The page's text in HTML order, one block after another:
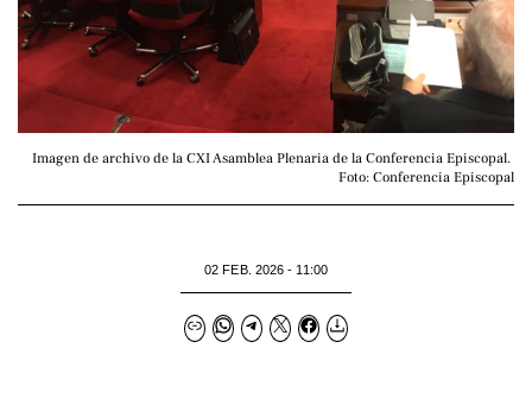
Imagen de archivo de la CXI Asamblea Plenaria de la Conferencia Episcopal.
Foto: Conferencia Episcopal
02 FEB. 2026 - 11:00